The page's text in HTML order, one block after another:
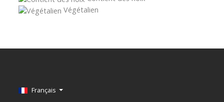
Végétalien
Sélectionnez votre langue
Français